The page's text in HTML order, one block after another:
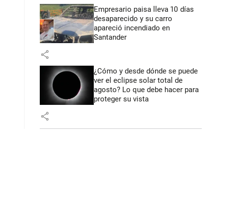
Empresario paisa lleva 10 días
desaparecido y su carro
apareció incendiado en
Santander
share
¿Cómo y desde dónde se puede
ver el eclipse solar total de
agosto? Lo que debe hacer para
proteger su vista
share